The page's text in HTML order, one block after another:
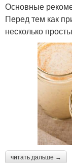
Основные
Перед тем как
несколько
читать дальше →